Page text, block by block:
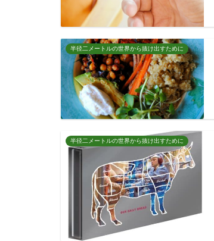
半径二メートルの世界から抜け出すために
半径二メートルの世界から抜け出すために